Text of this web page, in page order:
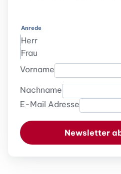
Anrede
Herr
Frau
Vorname
Nachname
E-Mail Adresse
Newsletter